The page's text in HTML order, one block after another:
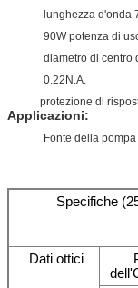
lunghezza d'onda
90W potenza di
diametro di centro
0.22N.A.
protezione di
Applicazioni:
Fonte della
Specifiche
Dati ottici